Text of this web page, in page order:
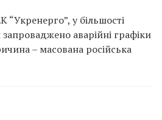
у більшості
аварійні графіки
– масована російська